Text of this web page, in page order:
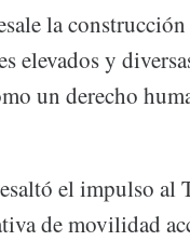
la
elevados y
un derecho
el impulso al
de movilidad